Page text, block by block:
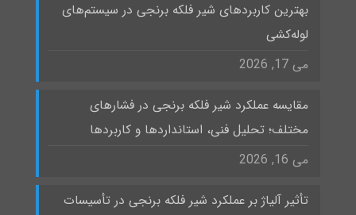
بهترین کاربردهای شیر فلکه برنجی در سیستم‌های
لوله‌کشی
می 17, 2026
مقایسه عملکرد شیر فلکه برنجی در فشارهای
مختلف؛ تحلیل فنی، استانداردها و کاربردها
می 16, 2026
تأثیر آلیاژ بر عملکرد شیر فلکه برنجی در تأسیسات